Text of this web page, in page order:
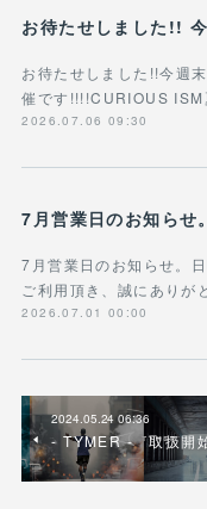
お待たせしました!! 今
お待たせしました!!今週
催です!!!!CURIOUS ISM
2026.07.06 09:30
7月営業日のお知らせ。
7月営業日のお知らせ。
ご利用頂き、誠にありが
2026.07.01 00:00
2024.05.24 06:36
- TYMER - 取扱開